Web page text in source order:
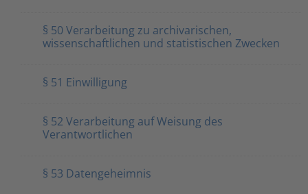
§ 50 Verarbeitung zu archivarischen,
wissenschaftlichen und statistischen Zwecken
§ 51 Einwilligung
§ 52 Verarbeitung auf Weisung des
Verantwortlichen
§ 53 Datengeheimnis